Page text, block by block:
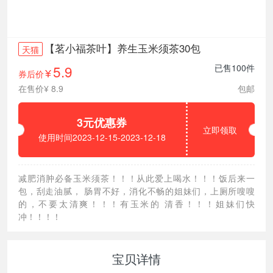
天猫 【茗小福茶叶】养生玉米须茶30包
券后价¥ 5.9
已售100件
在售价¥ 8.9
包邮
3元优惠券
使用时间2023-12-15-2023-12-18
立即领取
减肥消肿必备玉米须茶！！！从此爱上喝水！！！饭后来一
包，刮走油腻， 肠胃不好，消化不畅的姐妹们，上厕所嗖嗖
的，不要太清爽！！！有玉米的 清香！！！姐妹们快
冲！！！！
宝贝详情